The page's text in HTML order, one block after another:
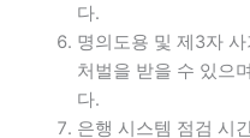
다.
명의도용 및 제3자
처벌을 받을 수 있으
다.
은행 시스템 점검 시